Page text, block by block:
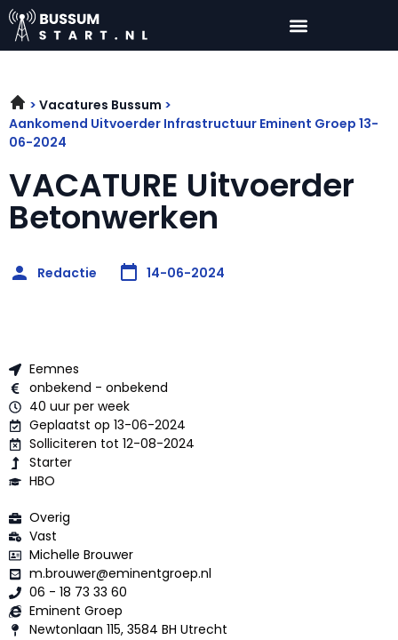
Vacatures Bussum
Aankomend Uitvoerder Infrastructuur Eminent Groep 13-
06-2024
VACATURE Uitvoerder
Betonwerken
Redactie 14-06-2024
Eemnes
onbekend - onbekend
40 uur per week
Geplaatst op 13-06-2024
Solliciteren tot 12-08-2024
Starter
HBO
Overig
Vast
Michelle Brouwer
m.brouwer@eminentgroep.nl
06 - 18 73 33 60
Eminent Groep
Newtonlaan 115, 3584 BH Utrecht